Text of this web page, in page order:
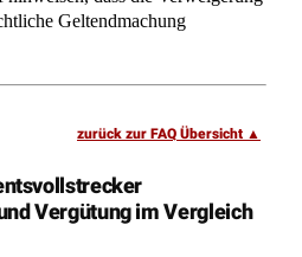
Geltendmachung
zurück zur FAQ Übersicht
Vergütung im Vergleich